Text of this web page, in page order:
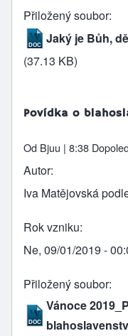
Přiložený soubor
Jaký je Bůh,
(37.13 KB)
Povídka o
Od Bjuu | 8:38
Autor
Iva Matějovská
Rok vzniku
Ne, 09/01/2019 -
Přiložený soubor
Vánoce